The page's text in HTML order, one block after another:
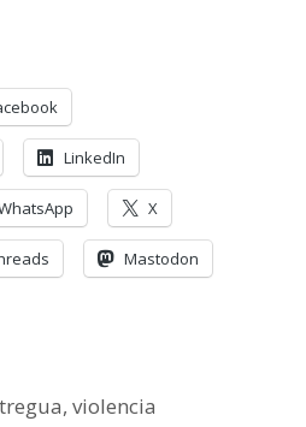
LinkedIn
X
Mastodon
tregua,violencia